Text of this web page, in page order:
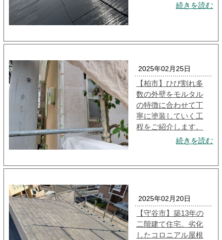
続きを読む
2025年02月25日
【柏市】ひび割れ多
数の外壁をモルタル
の特徴に合わせて丁
寧に塗装していく工
程をご紹介します。
続きを読む
2025年02月20日
【守谷市】築13年の
二階建て住宅。劣化
したコロニアル屋根